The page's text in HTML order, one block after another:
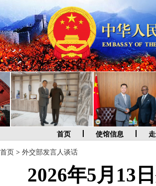
首页 使馆信息
首页 > 外交部发言人谈话
2026年5月13